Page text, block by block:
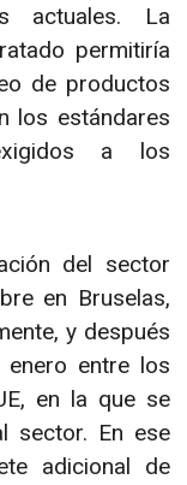
actuales. La
permitiría
de productos
los estándares
a los
del sector
en Bruselas,
y después
entre los
en la que se
sector. En ese
adicional de